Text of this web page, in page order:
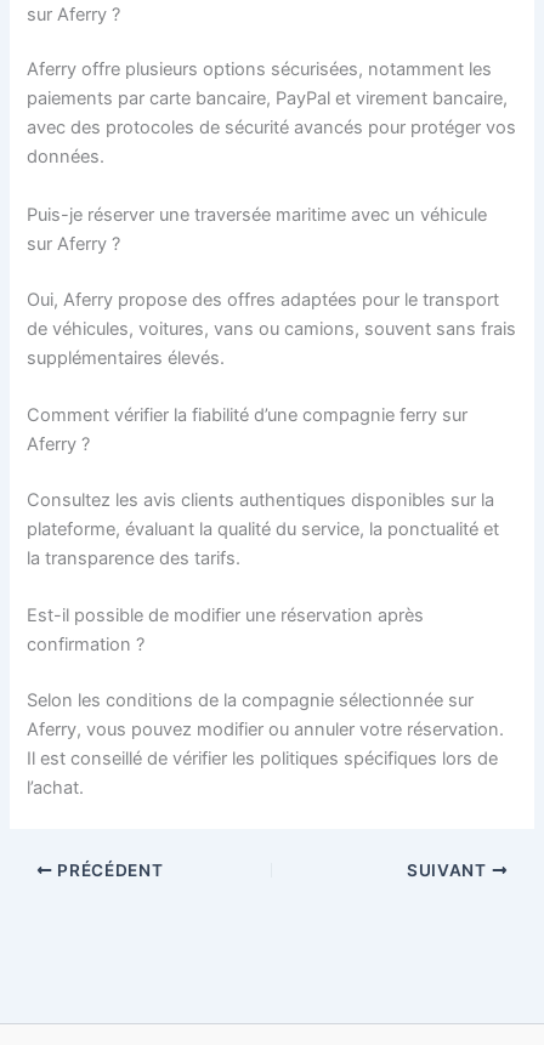
sur Aferry ?
Aferry offre plusieurs options sécurisées, notamment les
paiements par carte bancaire, PayPal et virement bancaire,
avec des protocoles de sécurité avancés pour protéger vos
données.
Puis-je réserver une traversée maritime avec un véhicule
sur Aferry ?
Oui, Aferry propose des offres adaptées pour le transport
de véhicules, voitures, vans ou camions, souvent sans frais
supplémentaires élevés.
Comment vérifier la fiabilité d’une compagnie ferry sur
Aferry ?
Consultez les avis clients authentiques disponibles sur la
plateforme, évaluant la qualité du service, la ponctualité et
la transparence des tarifs.
Est-il possible de modifier une réservation après
confirmation ?
Selon les conditions de la compagnie sélectionnée sur
Aferry, vous pouvez modifier ou annuler votre réservation.
Il est conseillé de vérifier les politiques spécifiques lors de
l’achat.
PRÉCÉDENT SUIVANT